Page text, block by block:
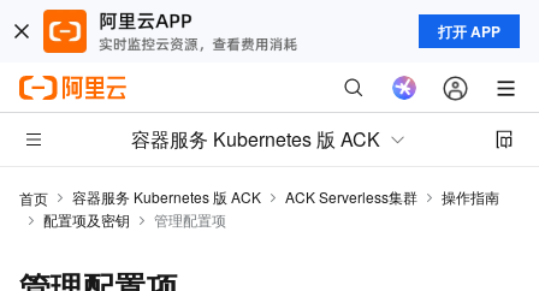
打开 APP
容器服务 Kubernetes 版 ACK
首页 容器服务 Kubernetes 版 ACK ACK Serverless集群
操作指南
配置项及密钥
管理配置项